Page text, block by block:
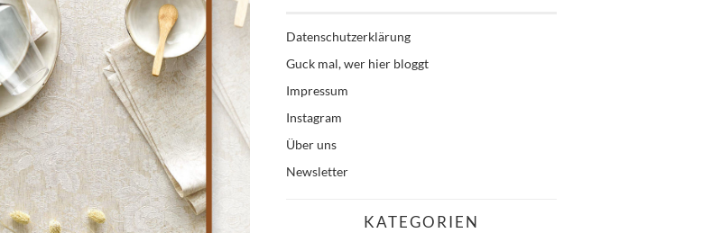
Datenschutzerklärung
Guck mal, wer hier bloggt
Impressum
Instagram
Über uns
Newsletter
KATEGORIEN